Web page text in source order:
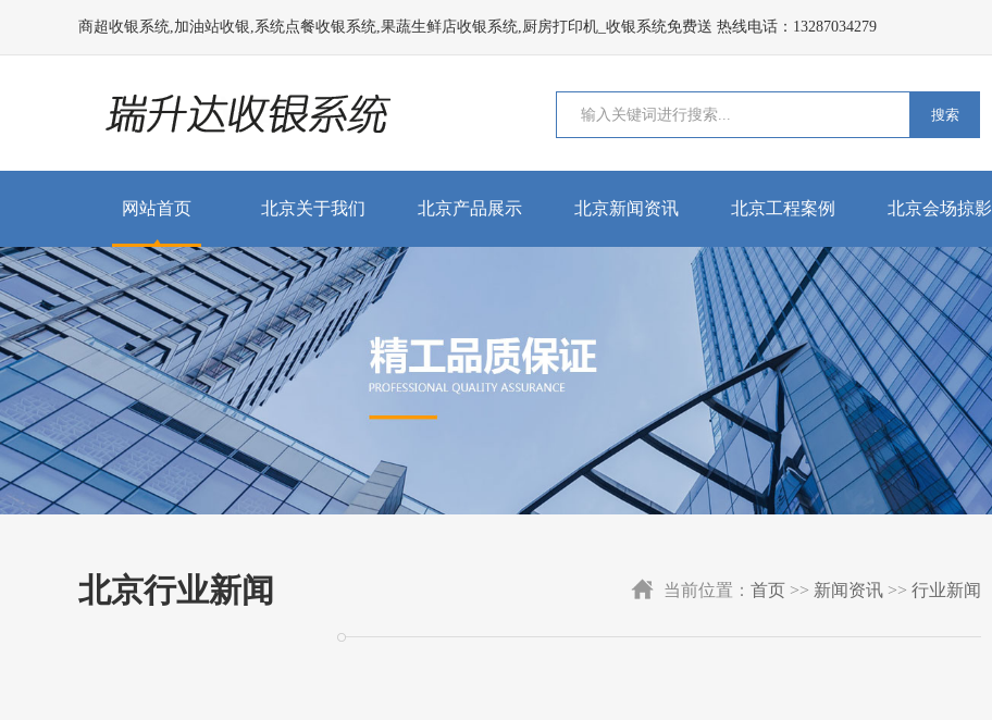
商超收银系统,加油站收银,系统点餐收银系统,果蔬生鲜店收银系统,厨房打印机_收银系统免费送 热线电话：13287034279
搜索
网站首页 北京关于我们 北京产品展示 北京新闻资讯 北京工程案例 北京会场掠影
北京行业新闻 当前位置： 首页 >> 新闻资讯 >> 行业新闻